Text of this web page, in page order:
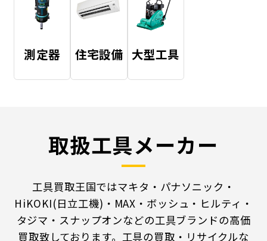
測定器 住宅設備 大型工具
取扱工具メーカー
工具買取王国ではマキタ・パナソニック・
HiKOKI(日立工機)・MAX・ボッシュ・ヒルティ・
タジマ・スナップオンなどの工具ブランドの高価
買取致しております。工具の買取・リサイクルな